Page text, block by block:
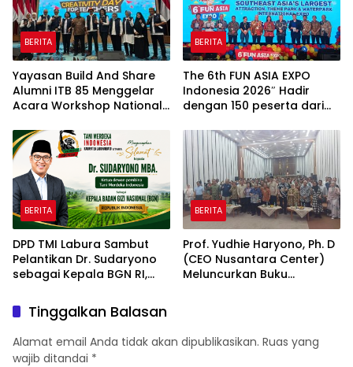
BERITA
Yayasan Build And Share
Alumni ITB 85 Menggelar
Acara Workshop National
2026 & Dibuka Resmi
Pramono Anung (Gubernur
DKI Jakarta)
BERITA
The 6th FUN ASIA EXPO
Indonesia 2026″ Hadir
dengan 150 peserta dari
Industri Taman Rekreasi
dan Ekosistem Pariwisata
di Tanah Air
BERITA
DPD TMI Labura Sambut
Pelantikan Dr. Sudaryono
sebagai Kepala BGN RI,
Ketahanan Pangan dan
Gizi Nasional
BERITA
Prof. Yudhie Haryono, Ph. D
(CEO Nusantara Center)
Meluncurkan Buku
Simposium Nasional
bertema “Urgensi Undang-
Tinggalkan Balasan
Alamat email Anda tidak akan dipublikasikan. Ruas yang
wajib ditandai *